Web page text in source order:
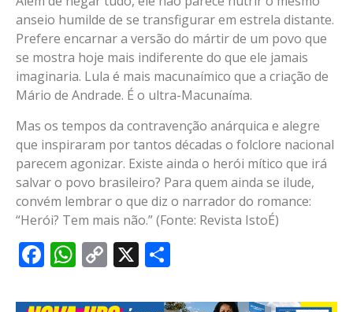
anseio humilde de se transfigurar em estrela distante.
Prefere encarnar a versão do mártir de um povo que
se mostra hoje mais indiferente do que ele jamais
imaginaria. Lula é mais macunaímico que a criação de
Mário de Andrade. É o ultra-Macunaíma.
Mas os tempos da contravenção anárquica e alegre
que inspiraram por tantos décadas o folclore nacional
parecem agonizar. Existe ainda o herói mítico que irá
salvar o povo brasileiro? Para quem ainda se ilude,
convém lembrar o que diz o narrador do romance:
“Herói? Tem mais não.” (Fonte: Revista IstoÉ)
Facebook
WhatsApp
Copy
Link
X